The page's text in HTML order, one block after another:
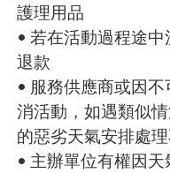
護理用品
• 若在活動過程途
退款
• 服務供應商或因
消活動，如遇類似
的惡劣天氣安排處
• 主辦單位有權因